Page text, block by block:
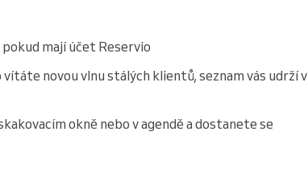
pokud mají účet Reservio
novou vlnu stálých klientů, seznam vás udrží v
okně nebo v agendě a dostanete se